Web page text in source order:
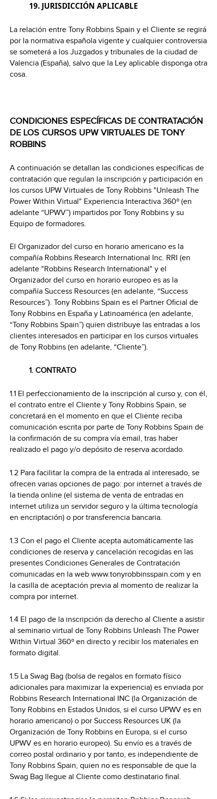
19. JURISDICCIÓN APLICABLE
La relación entre Tony Robbins Spain y el Cliente se regirá
por la normativa española vigente y cualquier controversia
se someterá a los Juzgados y tribunales de la ciudad de
Valencia (España), salvo que la Ley aplicable disponga otra
cosa.
CONDICIONES ESPECÍFICAS DE CONTRATACIÓN
DE LOS CURSOS UPW VIRTUALES DE TONY
ROBBINS
A continuación se detallan las condiciones específicas de
contratación que regulan la inscripción y participación en
los cursos UPW Virtuales de Tony Robbins "Unleash The
Power Within Virtual" Experiencia Interactiva 360º (en
adelante “UPWV”) impartidos por Tony Robbins y su
Equipo de formadores.
El Organizador del curso en horario americano es la
compañía Robbins Research International Inc. RRI (en
adelante "Robbins Research International" y el
Organizador del curso en horario europeo es as la
compañía Success Resources (en adelante, “Success
Resources”). Tony Robbins Spain es el Partner Oficial de
Tony Robbins en España y Latinoamérica (en adelante,
“Tony Robbins Spain”) quien distribuye las entradas a los
clientes interesados en participar en los cursos virtuales
de Tony Robbins (en adelante, “Cliente”).
1. CONTRATO
1.1 El perfeccionamiento de la inscripción al curso y, con él,
el contrato entre el Cliente y Tony Robbins Spain, se
concretará en el momento en que el Cliente reciba
comunicación escrita por parte de Tony Robbins Spain de
la confirmación de su compra vía email, tras haber
realizado el pago y/o depósito de reserva acordado.
1.2 Para facilitar la compra de la entrada al interesado, se
ofrecen varias opciones de pago: por internet a través de
la tienda online (el sistema de venta de entradas en
internet utiliza un servidor seguro y la última tecnología
en encriptación) o por transferencia bancaria.
1.3 Con el pago el Cliente acepta automáticamente las
condiciones de reserva y cancelación recogidas en las
presentes Condiciones Generales de Contratación
comunicadas en la web www.tonyrobbinsspain.com y en
la casilla de aceptación previa al momento de realizar la
compra por internet.
1.4 El pago de la inscripción da derecho al Cliente a asistir
al seminario virtual de Tony Robbins Unleash The Power
Within Virtual 360º en directo y recibir los materiales en
formato digital.
1.5 La Swag Bag (bolsa de regalos en formato físico
adicionales para maximizar la experiencia) es enviada por
Robbins Research International INC (la Organización de
Tony Robbins en Estados Unidos, si el curso UPWV es en
horario americano) o por Success Resources UK (la
Organización de Tony Robbins en Europa, si el curso
UPWV es en horario europeo). Su envío es a través de
correo postal ordinario y por tanto, es independiente de
Tony Robbins Spain, quien no es responsable de que la
Swag Bag llegue al Cliente como destinatario final.